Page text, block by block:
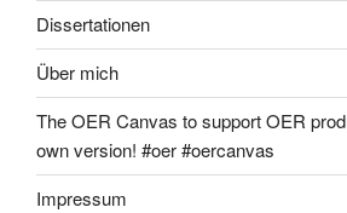
Dissertationen
Über mich
The OER Canvas to support OER
own version! #oer #oercanvas
Impressum